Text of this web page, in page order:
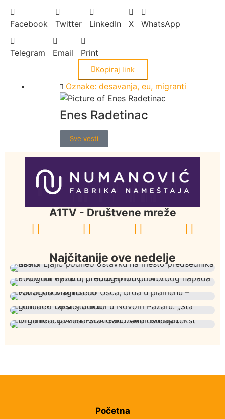
Facebook Twitter LinkedIn X WhatsApp
Telegram Email Print
Kopiraj link
Oznake: desavanja, eu, migranti
Enes Radetinac
Sve vesti
A1TV - Društvene mreže
Najčitanije ove nedelje
Rasim Ljajić podneo ostavku na mesto predsednika
SDPS
Podignut optužni predlog protiv E.A. zbog napada u
Novom Pazaru, produžen mu pritvor
Požar od Magliča do Ušća, brda u plamenu –
Početna